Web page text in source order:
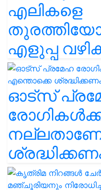
എലികളെ
എളുപ്പ
ഓട്സ്